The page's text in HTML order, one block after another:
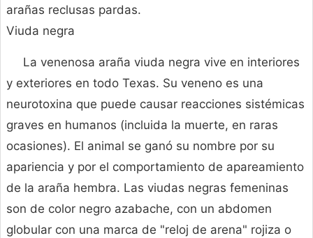
arañas reclusas pardas.
Viuda negra
La venenosa araña viuda negra vive en interiores
y exteriores en todo Texas. Su veneno es una
neurotoxina que puede causar reacciones sistémicas
graves en humanos (incluida la muerte, en raras
ocasiones). El animal se ganó su nombre por su
apariencia y por el comportamiento de apareamiento
de la araña hembra. Las viudas negras femeninas
son de color negro azabache, con un abdomen
globular con una marca de "reloj de arena" rojiza o